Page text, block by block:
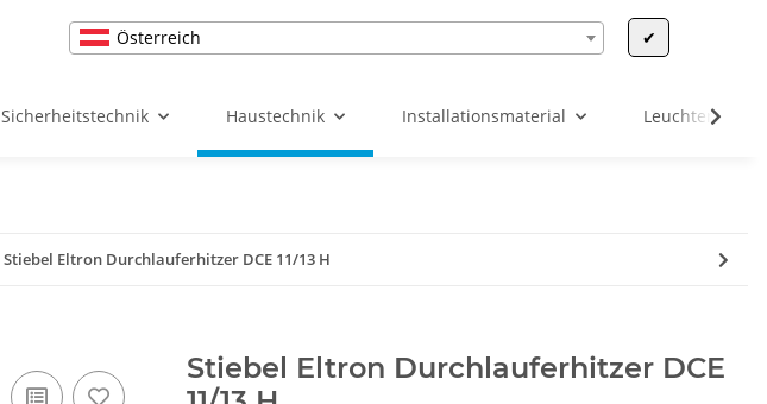
Österreich ✔
Sicherheitstechnik Haustechnik Installationsmaterial Leuchten &
Stiebel Eltron Durchlauferhitzer DCE 11/13 H
Stiebel Eltron Durchlauferhitzer DCE